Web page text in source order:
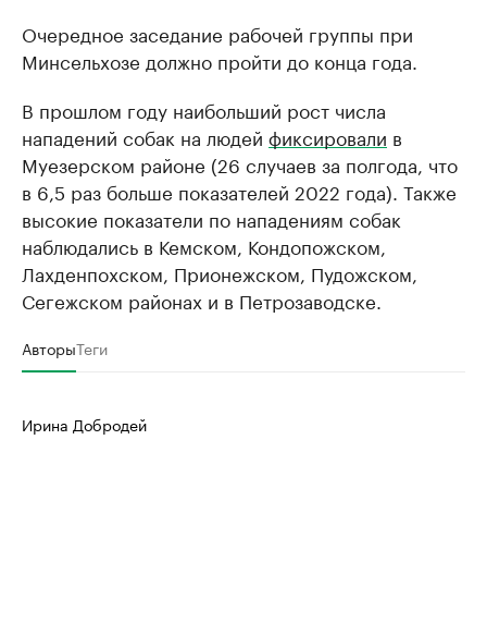
Очередное заседание рабочей группы при
Минсельхозе должно пройти до конца года.
В прошлом году наибольший рост числа
нападений собак на людей фиксировали в
Муезерском районе (26 случаев за полгода, что
в 6,5 раз больше показателей 2022 года). Также
высокие показатели по нападениям собак
наблюдались в Кемском, Кондопожском,
Лахденпохском, Прионежском, Пудожском,
Сегежском районах и в Петрозаводске.
АвторыТеги
Ирина Добродей